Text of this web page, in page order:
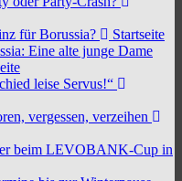
für Borussia?
Startseite
Eine alte junge Dame
leise Servus!“
vergessen, verzeihen
beim LEVOBANK-Cup in